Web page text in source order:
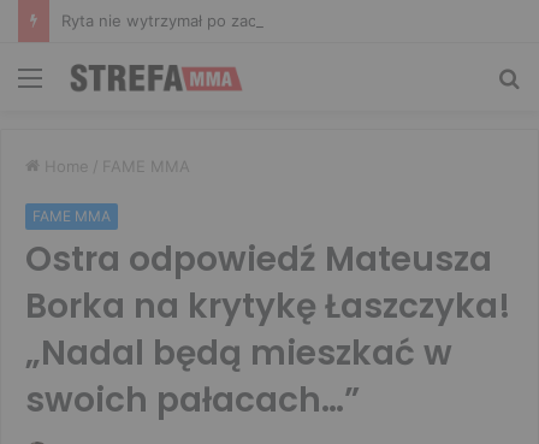
Menu
Home / FAME MMA
FAME MMA
Ostra odpowiedź Mateusza
Borka na krytykę Łaszczyka!
„Nadal będą mieszkać w
swoich pałacach…”